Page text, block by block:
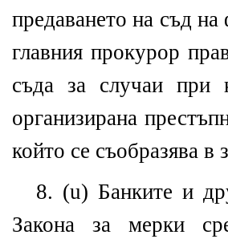
предаването на съд
главния прокурор
съда за случаи при
организирана
който се съобразява в
8. (u) Банките и
Закона за мерки